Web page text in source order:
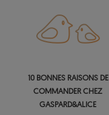
10 BONNES RAISONS DE
COMMANDER CHEZ
GASPARD&ALICE